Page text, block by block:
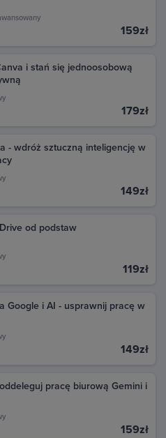
159zł
i stań się jednoosobową
179zł
- wdróż sztuczną inteligencję w
149zł
od podstaw
119zł
Google i AI - usprawnij pracę w
149zł
pracę biurową Gemini i
159zł